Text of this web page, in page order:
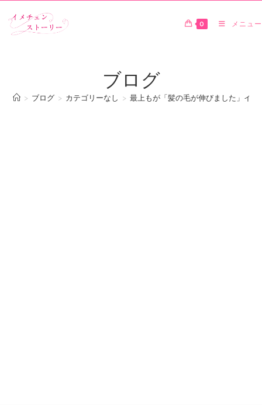
0 メニュー
ブログ
> ブログ > カテゴリーなし > 最上もが「髪の毛が伸びました」イ